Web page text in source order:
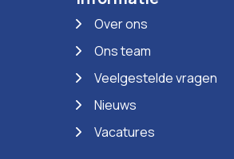
Over ons
Ons team
Veelgestelde vragen
Nieuws
Vacatures